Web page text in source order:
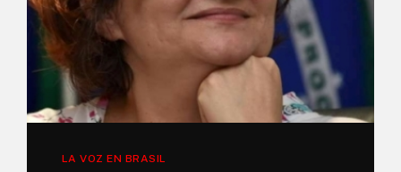
LA VOZ EN BRASIL